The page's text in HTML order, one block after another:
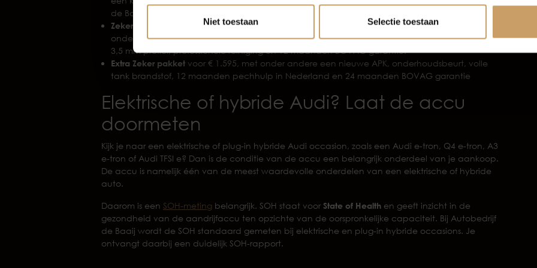
Niet toestaan Selectie toestaan
de Baaij garantie.
Zeker pakket
(meest gekozen) kost € 995 en biedt extra’s zoals een nieuwe APK,
onderhoudsbeurt voor levering, minimaal een halve tank brandstof, banden rondom minimaal
3,5 mm profiel, professionele reiniging en 12 maanden BOVAG garantie.
Extra Zeker pakket voor € 1.595, met onder andere een nieuwe APK, onderhoudsbeurt, volle
tank brandstof, 12 maanden pechhulp in Nederland en 24 maanden BOVAG garantie
Elektrische of hybride Audi? Laat de accu
doormeten
Kijk je naar een elektrische of plug-in hybride Audi occasion, zoals een Audi e-tron, Q4 e-tron, A3
e-tron of Audi TFSI e? Dan is de conditie van de accu een belangrijk onderdeel van je aankoop.
De accu is namelijk één van de meest waardevolle onderdelen van een elektrische of hybride
auto.
Daarom is een SOH-meting belangrijk. SOH staat voor State of Health en geeft inzicht in de
gezondheid van de aandrijfaccu ten opzichte van de oorspronkelijke capaciteit. Bij Autobedrijf
de Baaij wordt de SOH standaard gemeten bij elektrische en plug-in hybride occasions. Je
ontvangt daarbij een duidelijk SOH-rapport.